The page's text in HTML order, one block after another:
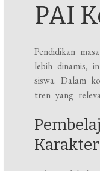
PAI
Pendidikan
lebih dinamis,
siswa. Dalam
tren yang
Karakter